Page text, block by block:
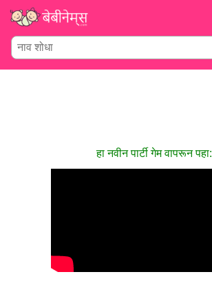
हा नवीन पार्टी गेम वापरून पहा: